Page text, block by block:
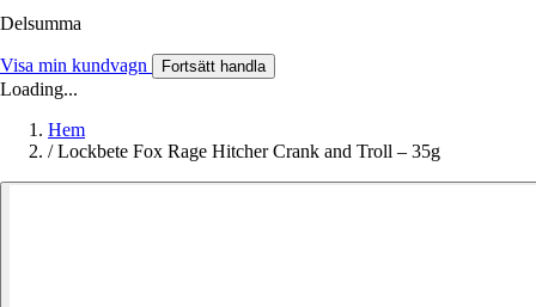
Delsumma
Visa min kundvagn Fortsätt handla
Loading...
Hem
/ Lockbete Fox Rage Hitcher Crank and Troll – 35g